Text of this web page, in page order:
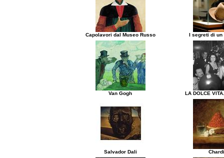
Capolavori dal Museo Russo I segreti di un
Van Gogh LA DOLCE
Salvador Dali